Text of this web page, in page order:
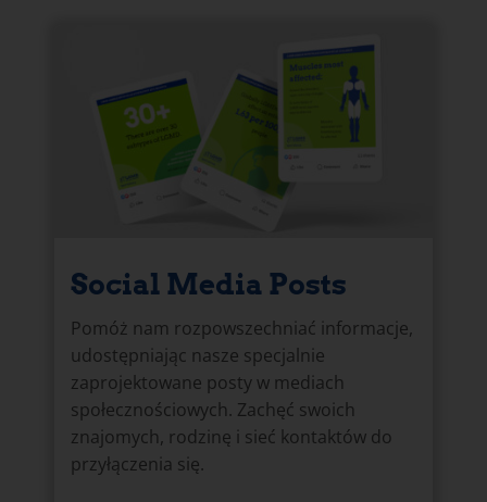
Social Media Posts
Pomóż nam rozpowszechniać informacje,
udostępniając nasze specjalnie
zaprojektowane posty w mediach
społecznościowych. Zachęć swoich
znajomych, rodzinę i sieć kontaktów do
przyłączenia się.